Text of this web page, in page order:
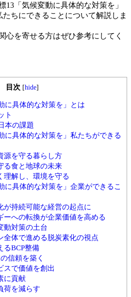
13「気候変動に具体的な対策を」
ちにできることについて解説しま
心を寄せる方はぜひ参考にしてく
目次 [hide]
に具体的な対策を」とは
ト
本の課題
に具体的な対策を」私たちができる
源を守る暮らし方
る食と地球の未来
理解し、環境を守る
に具体的な対策を」企業ができるこ
が持続可能な経営の起点に
ーへの転換が企業価値を高める
動対策の土台
体で進める脱炭素化の視点
るBCP整備
信頼を築く
スで価値を創出
に貢献
荷を減らす